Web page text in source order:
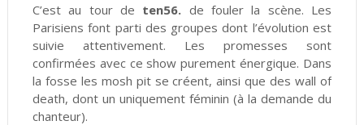
C’est au tour de ten56. de fouler la scène. Les
Parisiens font parti des groupes dont l’évolution est
suivie attentivement. Les promesses sont
confirmées avec ce show purement énergique. Dans
la fosse les mosh pit se créent, ainsi que des wall of
death, dont un uniquement féminin (à la demande du
chanteur).